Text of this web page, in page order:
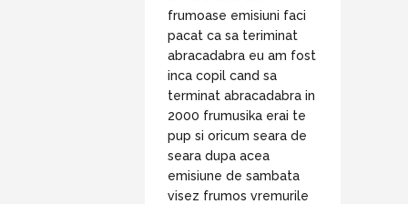
frumoase emisiuni faci
pacat ca sa teriminat
abracadabra eu am fost
inca copil cand sa
terminat abracadabra in
2000 frumusika erai te
pup si oricum seara de
seara dupa acea
emisiune de sambata
visez frumos vremurile